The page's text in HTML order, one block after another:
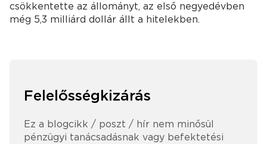
csökkentette az állományt, az első negyedévben
még 5,3 milliárd dollár állt a hitelekben.
Felelősségkizárás
Ez a blogcikk / poszt / hír nem minősül
pénzügyi tanácsadásnak vagy befektetési